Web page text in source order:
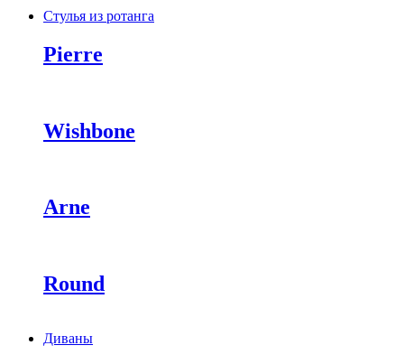
Стулья из ротанга
Pierre
Wishbone
Arne
Round
Диваны